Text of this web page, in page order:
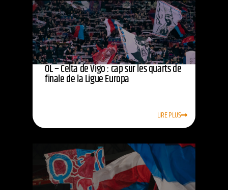
OL – Celta de Vigo : cap sur les quarts de
finale de la Ligue Europa
LIRE PLUS